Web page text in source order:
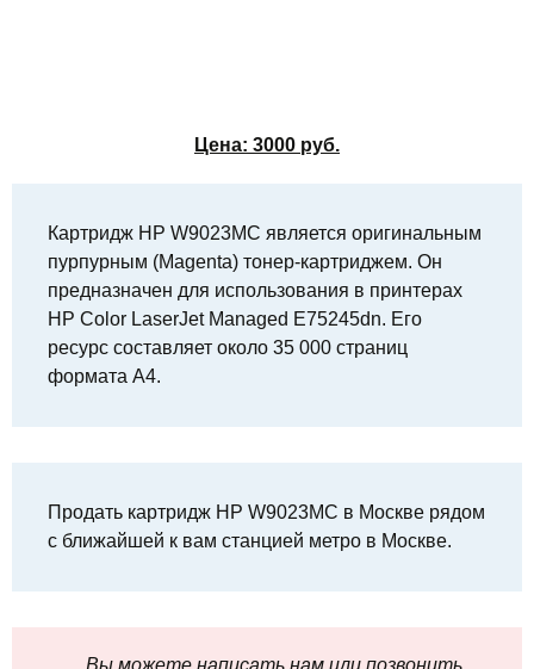
Цена: 3000 руб.
Картридж HP W9023MC является оригинальным
пурпурным (Magenta) тонер-картриджем. Он
предназначен для использования в принтерах
HP Color LaserJet Managed E75245dn. Его
ресурс составляет около 35 000 страниц
формата A4.
Продать картридж HP W9023MC в Москве рядом
с ближайшей к вам станцией метро в Москве.